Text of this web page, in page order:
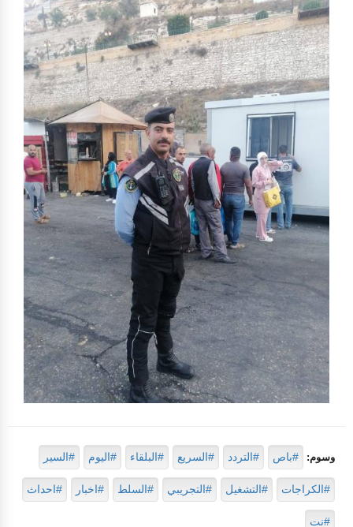
وسوم: #باص #التردد #السريع #البلقاء #اليوم #السير
#الكراجات #التشغيل #التجريبي #السلط #اخبار #احداث
#نت